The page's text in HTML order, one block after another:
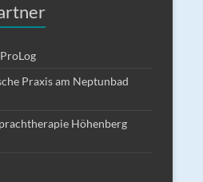
Praxis am Neptunbad
Höhenberg